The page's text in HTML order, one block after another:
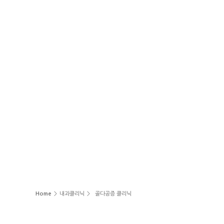
Home > 내과클리닉 > 골다공증 클리닉